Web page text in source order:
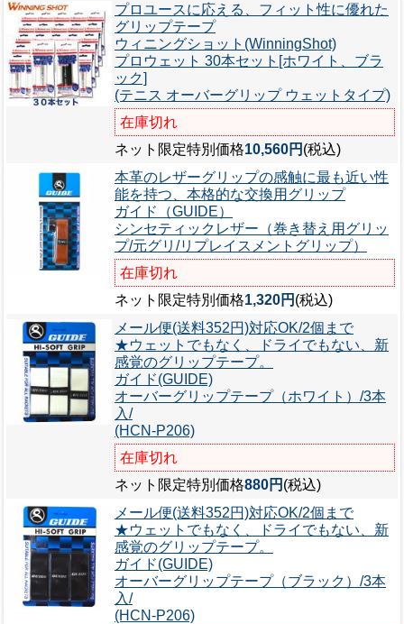
プロユースに応える、フィット性に優れた
グリップテープ
ウィニングショット(WinningShot)
プロウェット 30本セット[ホワイト、ブラ
ック]
(テニス オーバーグリップ ウェットタイプ)
在庫切れ
ネット限定特別価格10,560円 (税込)
本革のレザーグリップの感触に最も近い性
能を持つ、本格的な交換用グリップ
ガイド（GUIDE）
シンセティックレザー（巻き替え用グリッ
プ/元グリ/リプレイスメントグリップ）
在庫切れ
ネット限定特別価格1,320円 (税込)
メール便(送料352円)対応OK/2個まで
★ウェットでもなく、ドライでもない、新
感覚のグリップテープ。
ガイド(GUIDE)
オーバーグリップテープ（ホワイト）/3本
入/
(HCN-P206)
在庫切れ
ネット限定特別価格880円 (税込)
メール便(送料352円)対応OK/2個まで
★ウェットでもなく、ドライでもない、新
感覚のグリップテープ。
ガイド(GUIDE)
オーバーグリップテープ（ブラック）/3本
入/
(HCN-P206)